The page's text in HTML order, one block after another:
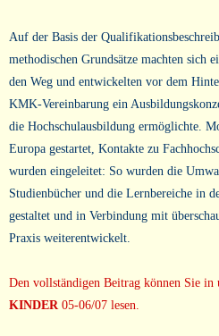
Auf der Basis der
methodischen Grundsätze machten sich
den Weg und entwickelten vor dem
KMK-Vereinbarung ein
die Hochschulausbildung ermöglichte.
Europa gestartet, Kontakte zu
wurden eingeleitet: So wurden die
Studienbücher und die Lernbereiche in
gestaltet und in Verbindung mit
Praxis weiterentwickelt.
Den vollständigen Beitrag können Sie in
KINDER05-06/07 lesen.